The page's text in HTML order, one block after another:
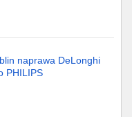
naprawa DeLonghi
PHILIPS